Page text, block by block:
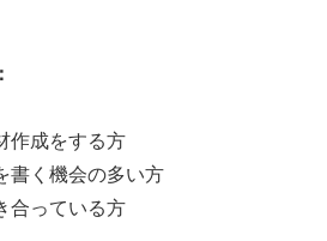
作成をする方
書く機会の多い方
合っている方